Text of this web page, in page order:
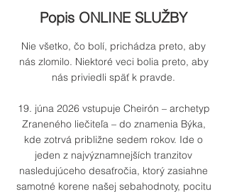
Popis ONLINE SLUŽBY
Nie všetko, čo bolí, prichádza preto, aby
nás zlomilo. Niektoré veci bolia preto, aby
nás priviedli späť k pravde.
19. júna 2026 vstupuje Cheirón – archetyp
Zraneného liečiteľa – do znamenia Býka,
kde zotrvá približne sedem rokov. Ide o
jeden z najvýznamnejších tranzitov
nasledujúceho desaťročia, ktorý zasiahne
samotné korene našej sebahodnoty, pocitu